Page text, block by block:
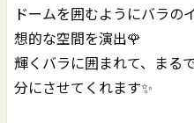
ドームを囲むようにバラの
想的な空間を演出🌹
輝くバラに囲まれて、まる
分にさせてくれます✨